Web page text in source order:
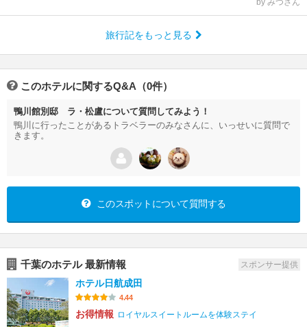
by みつさん
旅行記をもっと見る
このホテルに関するQ&A（0件）
鴨川館別邸 ラ・松盧について質問してみよう！
鴨川に行ったことがあるトラベラーのみなさんに、いっせいに質問で
きます。
このスポットについて質問する
千葉のホテル 最新情報 スポンサー提供
ホテル日航成田
4.44
お得情報 ロイヤルスイートルームを体験ステイ